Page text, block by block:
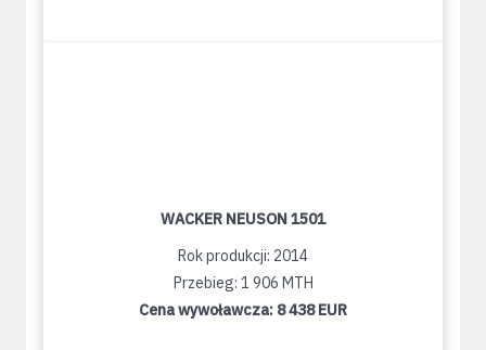
WACKER NEUSON 1501
Rok produkcji: 2014
Przebieg: 1 906 MTH
Cena wywoławcza: 8 438 EUR